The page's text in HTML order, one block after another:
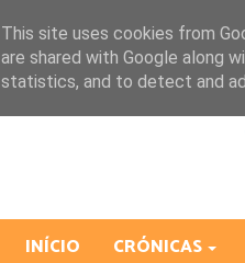
INÍCIO CRÓNICAS
This site uses cookies from
are shared with Google along
statistics, and to detect and